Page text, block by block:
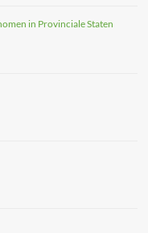
in Provinciale Staten